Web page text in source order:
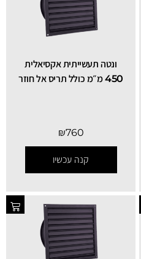
ונטה תעשייתית אקסיאלית
450 מ״מ כולל תריס אל חוזר
₪760
קנה עכשיו